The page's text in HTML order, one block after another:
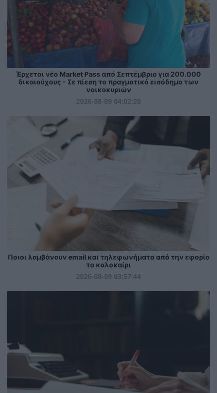
Έρχεται νέο Market Pass από Σεπτέμβριο για 200.000
δικαιούχους - Σε πίεση το πραγματικό εισόδημα των
νοικοκυριών
2026-08-09 04:02:20
Ποιοι λαμβάνουν email και τηλεφωνήματα από την εφορία
το καλοκαίρι
2026-08-09 03:57:44